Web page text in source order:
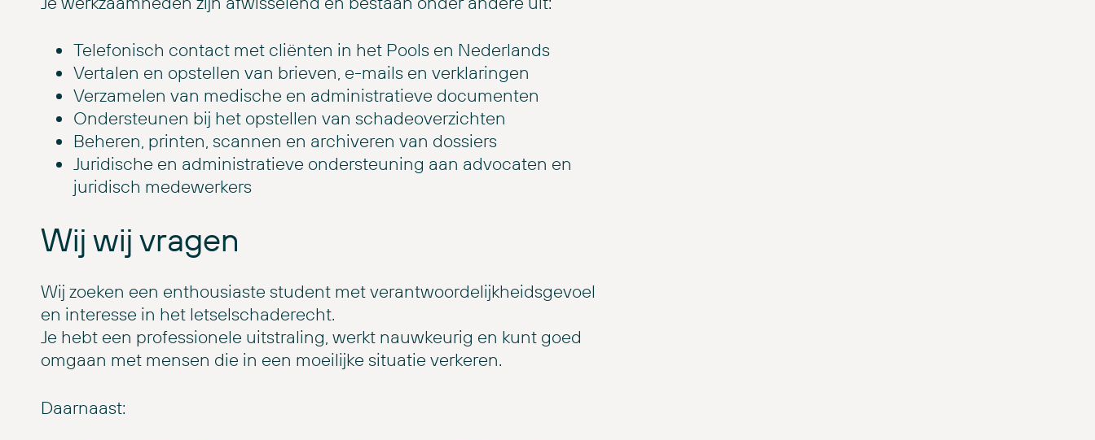
Telefonisch contact met cliënten in het Pools en Nederlands
Vertalen en opstellen van brieven, e-mails en verklaringen
Verzamelen van medische en administratieve documenten
Ondersteunen bij het opstellen van schadeoverzichten
Beheren, printen, scannen en archiveren van dossiers
Juridische en administratieve ondersteuning aan advocaten en
juridisch medewerkers
Wij wij vragen
Wij zoeken een enthousiaste student met verantwoordelijkheidsgevoel
en interesse in het letselschaderecht.
Je hebt een professionele uitstraling, werkt nauwkeurig en kunt goed
omgaan met mensen die in een moeilijke situatie verkeren.
Daarnaast: